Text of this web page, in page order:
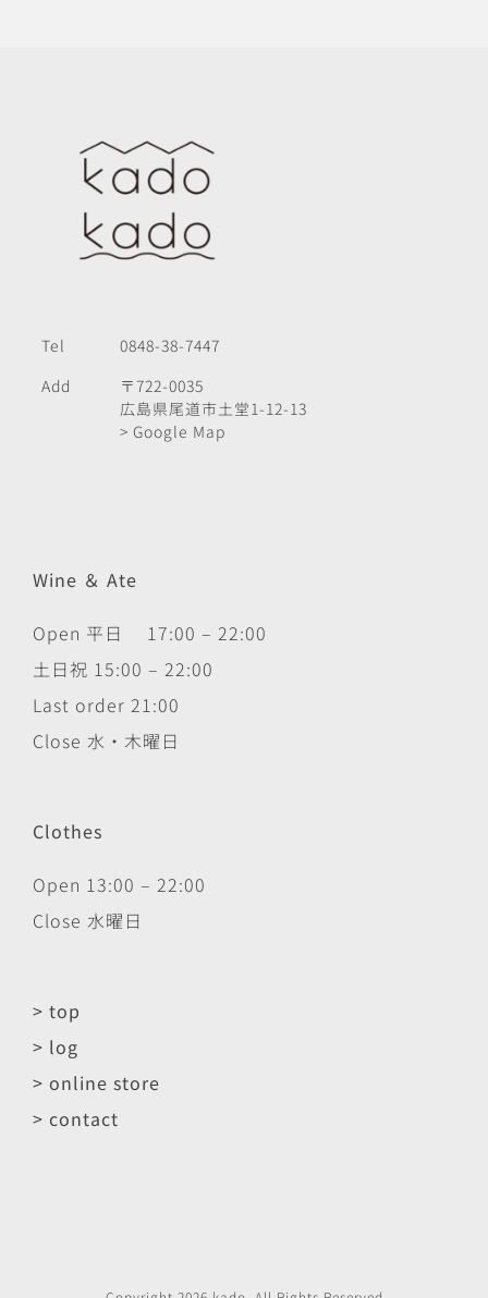
Tel
0848-38-7447
Add
〒722-0035
広島県尾道市土堂1-12-13
> Google Map
Wine ＆ Ate
Open 平日 17:00 – 22:00
土日祝 15:00 – 22:00
Last order 21:00
Close 水・木曜日
Clothes
Open 13:00 – 22:00
Close 水曜日
> top
> log
> online store
> contact